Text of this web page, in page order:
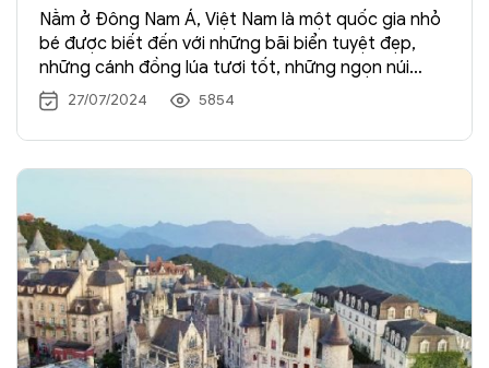
Nằm ở Đông Nam Á, Việt Nam là một quốc gia nhỏ
bé được biết đến với những bãi biển tuyệt đẹp,
những cánh đồng lúa tươi tốt, những ngọn núi
trong rừng và những thung lũng đẹp như tranh vẽ.
Bên cạnh đó, Việt Nam cũng là nơi có rất nhiều ngôi
chùa và ngôi đền, nơi du khách có thể ngắm nhìn
những vẻ đẹp của những công trình kiến ​​trúc được
di sản văn hóa của Việt Nam. Từ các tu viện Phật
giáo đến các đền thờ đạo Hindu, những ngôi chùa
mê hoặc này là địa điểm không thể bỏ qua khi đi du
lịch Việt Nam vì đây là một trong những địa điểm
hàng đầu nên ghé thăm ở Việt Nam. Dưới đây là
danh sách9 ngôi chùa linh thiêng nhất ở Việt
Nambạn nên ghé thăm.
27/07/2024 5854